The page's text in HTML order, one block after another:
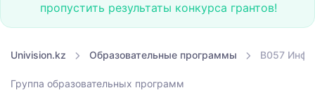
пропустить результаты конкурса грантов!
Univision.kz Образовательные программы B057
Группа образовательных программ